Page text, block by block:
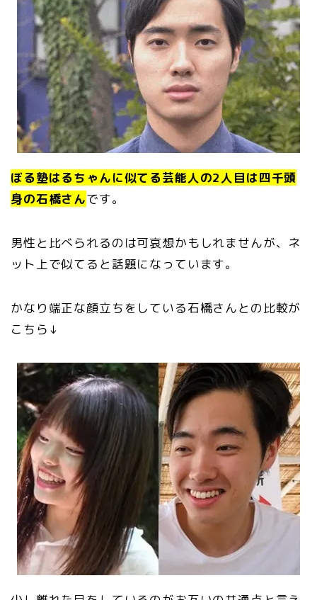
ぼる塾はるちゃんに似てる芸能人の2人目は四千頭
身の石橋さんです。
男性と比べられるのは可哀想かもしれませんが、ネ
ット上で似てると話題になっています。
かなり端正な顔立ちをしている石橋さんとの比較が
こちら↓